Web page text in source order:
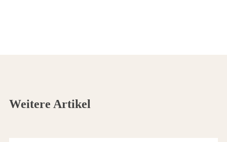
Weitere Artikel